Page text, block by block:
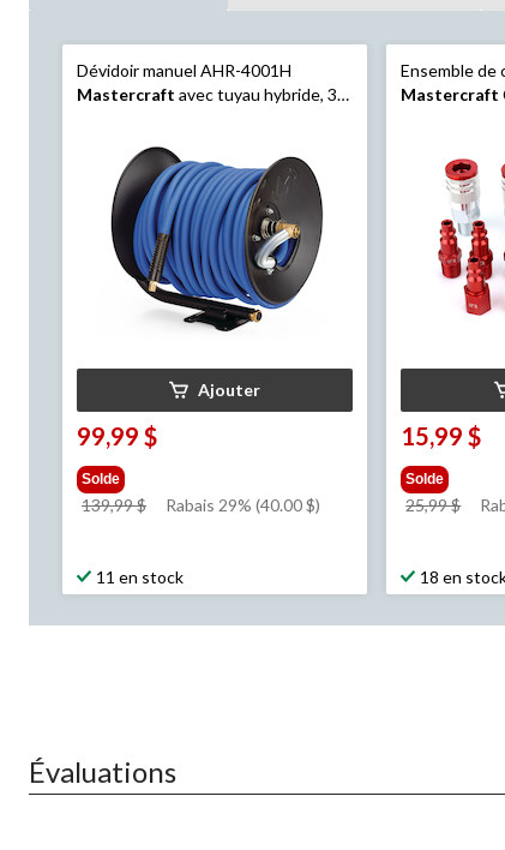
Dévidoir manuel AHR-4001H
Mastercraft avec tuyau hybride, 3/8
Ajouter
99,99 $
Solde
139,99 $
prixRabais 29% (40.00 $)
11 en stock
Ensemble de
Mastercraft
15,99 $
Solde
25,99 $
prix
18 en
Évaluations